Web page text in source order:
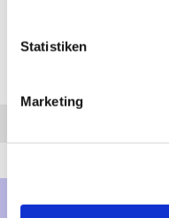
Statistiken
Marketing